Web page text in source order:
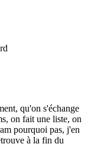
qu'on s'échange
on fait une liste, on
pourquoi pas, j'en
à la fin du